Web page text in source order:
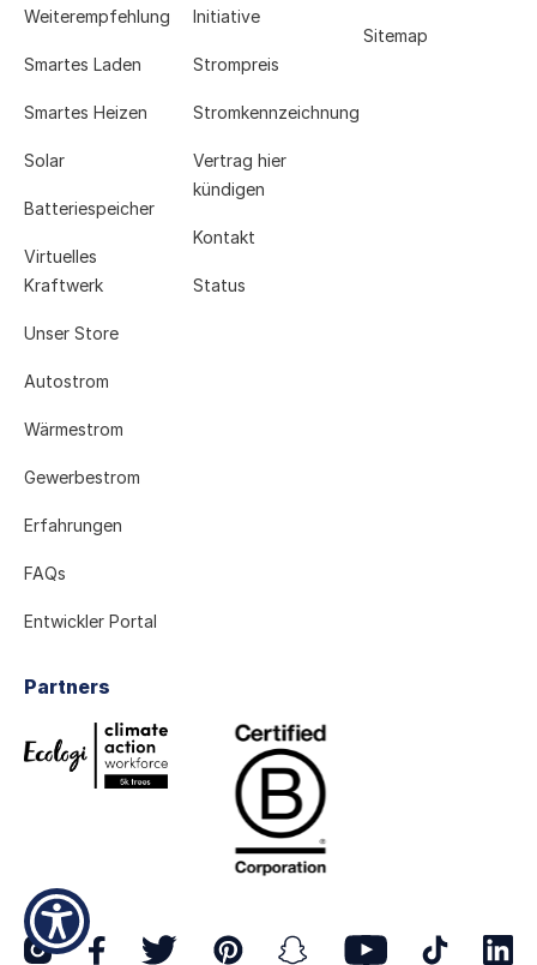
Weiterempfehlung
Smartes Laden
Smartes Heizen
Solar
Batteriespeicher
Virtuelles
Kraftwerk
Unser Store
Autostrom
Wärmestrom
Gewerbestrom
Erfahrungen
FAQs
Entwickler Portal
Initiative
Strompreis
Stromkennzeichnung
Vertrag hier
kündigen
Kontakt
Status
Sitemap
Partners